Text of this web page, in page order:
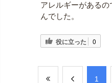
アレルギーがある
んでした。
役に立った 0
​1